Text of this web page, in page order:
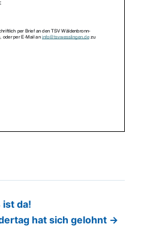
ist da!
hat sich gelohnt →